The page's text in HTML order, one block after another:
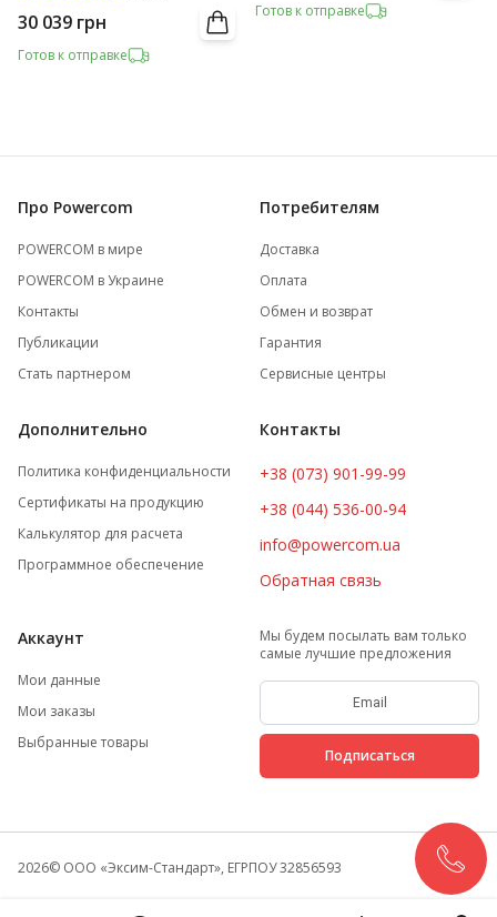
30 039 грн
Готов к отправке
Готов к отправке
Про Powercom
POWERCOM в мире
POWERCOM в Украине
Контакты
Публикации
Стать партнером
Потребителям
Доставка
Оплата
Обмен и возврат
Гарантия
Сервисные центры
Дополнительно
Политика конфиденциальности
Сертификаты на продукцию
Калькулятор для расчета
Программное обеспечение
Контакты
+38 (073) 901-99-99
+38 (044) 536-00-94
info@powercom.ua
Обратная связь
Аккаунт
Мои данные
Мои заказы
Выбранные товары
Мы будем посылать вам только
самые лучшие предложения
Подписаться
2026© ООО «Эксим-Стандарт», ЕГРПОУ 32856593